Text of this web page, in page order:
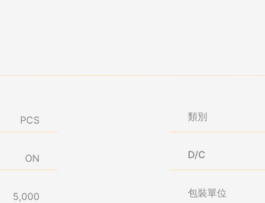
PCS 類別
ON D/C
5,000 包裝單位